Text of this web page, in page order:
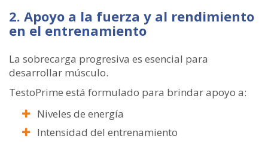
2. Apoyo a la fuerza y ​​al rendimiento
en el entrenamiento
La sobrecarga progresiva es esencial para
desarrollar músculo.
TestoPrime está formulado para brindar apoyo a:
Niveles de energía
Intensidad del entrenamiento